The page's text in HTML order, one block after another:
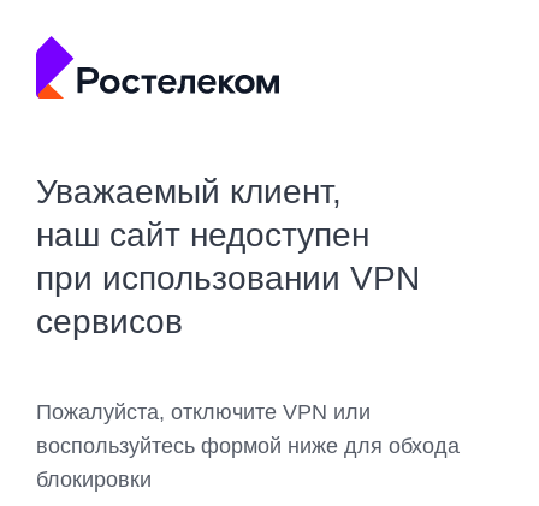
Уважаемый клиент,
наш сайт недоступен
при использовании VPN
сервисов
Пожалуйста, отключите VPN или
воспользуйтесь формой ниже для обхода
блокировки